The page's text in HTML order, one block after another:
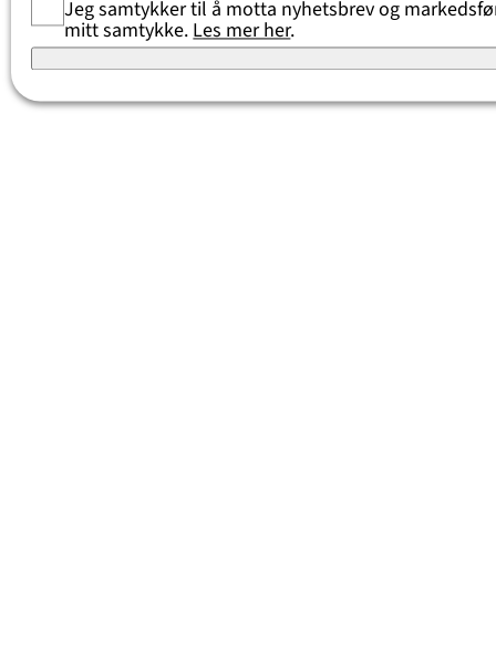
Jeg samtykker til å motta nyhetsbrev og
mitt samtykke. Les mer her.